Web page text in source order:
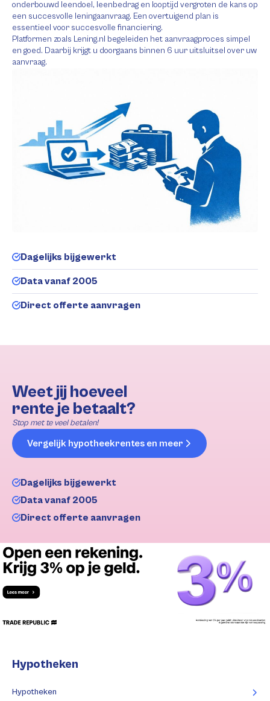
onderbouwd leendoel, leenbedrag en looptijd vergroten de kans op
een succesvolle leningaanvraag. Een overtuigend plan is
essentieel voor succesvolle financiering.
Platformen zoals Lening.nl begeleiden het aanvraagproces simpel
en goed. Daarbij krijgt u doorgaans binnen 6 uur uitsluitsel over uw
aanvraag.
Dagelijks bijgewerkt
Data vanaf 2005
Direct offerte aanvragen
Weet jij hoeveel
rente je betaalt?
Stop met te veel betalen!
Vergelijk hypotheekrentes en meer
Dagelijks bijgewerkt
Data vanaf 2005
Direct offerte aanvragen
Hypotheken
Hypotheken